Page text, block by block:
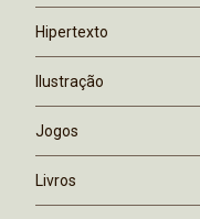
Hipertexto
Ilustração
Jogos
Livros